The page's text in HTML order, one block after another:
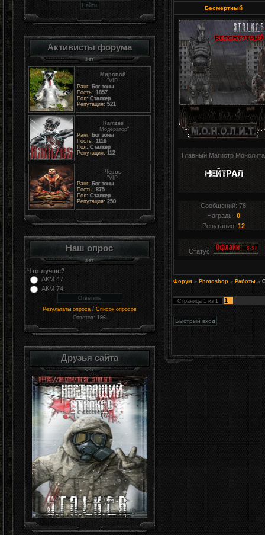
Активисты форума
Мировой
"VIP"
Ранг: Бог зоны
Посты: 1857
Пол: Сталкер
Репутация: 521
Ramzes
"Модератор"
Ранг: Бог зоны
Посты: 1116
Пол: Сталкер
Репутация: 112
Червь
"VIP"
Ранг: Бог зоны
Посты: 875
Пол: Сталкер
Репутация: 250
Наш опрос
Что лучше?
АКМ 47
АКМ 74
Результаты опроса / Список опросов
Ответов:196
Друзья сайта
Бесмертный
Главный Магистр Монолита
Сообщений:78
Награды: 0
Репутация: 12
Статус:
Форум » Photoshop » Работы »
Страница 1 из 1 1